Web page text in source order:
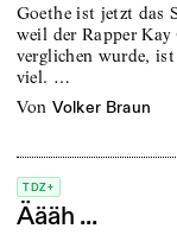
Goethe ist jetzt das
weil der Rapper
verglichen wurde,
viel. …
von Volker Braun
TDZ+
Äääh ...